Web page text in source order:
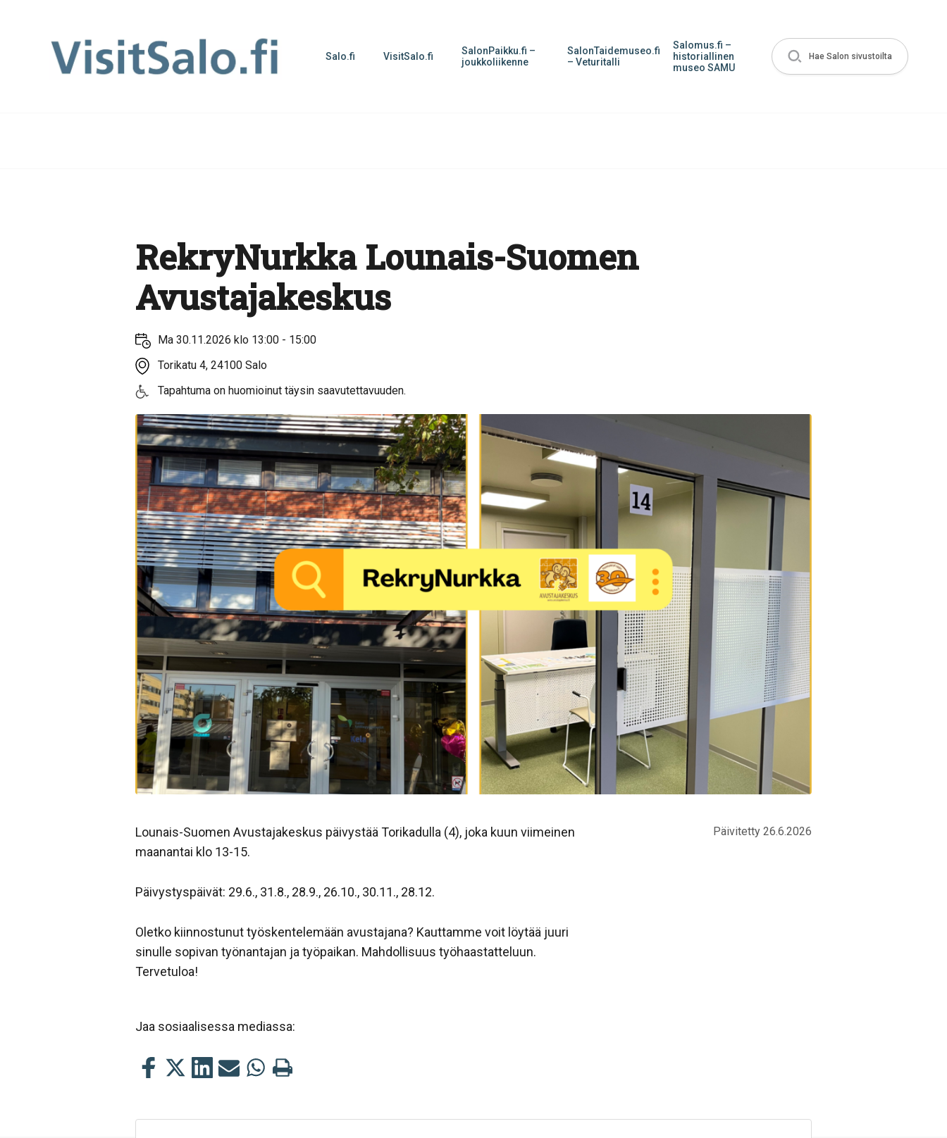
Salo.fi VisitSalo.fi
SalonPaikku.fi –
joukkoliikenne
SalonTaidemuseo.fi
– Veturitalli
Salomus.fi –
historiallinen
museo SAMU
Hae Salon sivustoilta
RekryNurkka Lounais-Suomen
Avustajakeskus
Ma 30.11.2026 klo 13:00 - 15:00
Torikatu 4, 24100 Salo
Tapahtuma on huomioinut täysin saavutettavuuden.
Lounais-Suomen Avustajakeskus päivystää Torikadulla (4), joka kuun viimeinen
maanantai klo 13-15.
Päivystyspäivät: 29.6., 31.8., 28.9., 26.10., 30.11., 28.12.
Oletko kiinnostunut työskentelemään avustajana? Kauttamme voit löytää juuri
sinulle sopivan työnantajan ja työpaikan. Mahdollisuus työhaastatteluun.
Tervetuloa!
Jaa sosiaalisessa mediassa:
Jaa
Jaa
Jaa Jaa Jaa Tulosta
Päivitetty 26.6.2026